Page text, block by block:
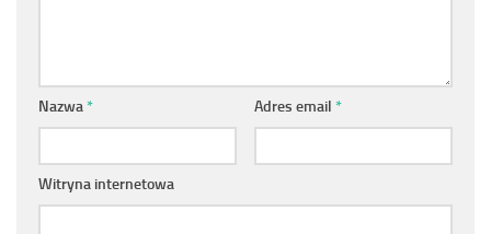
Nazwa* Adres email *
Witryna internetowa